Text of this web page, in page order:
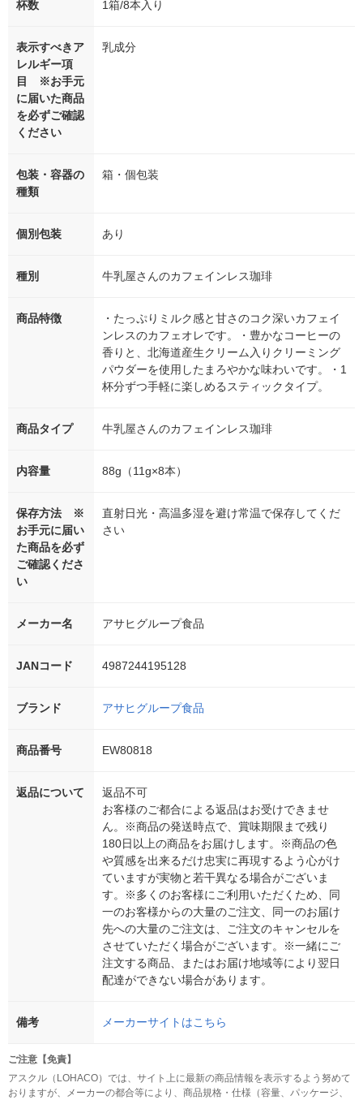
杯数 1箱/8本入り
表示すべきア
レルギー項
目 ※お手元
に届いた商品
を必ずご確認
ください
乳成分
包装・容器の
種類
箱・個包装
個別包装 あり
種別 牛乳屋さんのカフェインレス珈琲
商品特徴
・たっぷりミルク感と甘さのコク深いカフェイ
ンレスのカフェオレです。・豊かなコーヒーの
香りと、北海道産生クリーム入りクリーミング
パウダーを使用したまろやかな味わいです。・1
杯分ずつ手軽に楽しめるスティックタイプ。
商品タイプ 牛乳屋さんのカフェインレス珈琲
内容量 88g（11g×8本）
保存方法 ※
お手元に届い
た商品を必ず
ご確認くださ
い
直射日光・高温多湿を避け常温で保存してくだ
さい
メーカー名 アサヒグループ食品
JANコード 4987244195128
ブランド アサヒグループ食品
商品番号 EW80818
返品について
返品不可
お客様のご都合による返品はお受けできませ
ん。※商品の発送時点で、賞味期限まで残り
180日以上の商品をお届けします。※商品の色
や質感を出来るだけ忠実に再現するよう心がけ
ていますが実物と若干異なる場合がございま
す。※多くのお客様にご利用いただくため、同
一のお客様からの大量のご注文、同一のお届け
先への大量のご注文は、ご注文のキャンセルを
させていただく場合がございます。※一緒にご
注文する商品、またはお届け地域等により翌日
配達ができない場合があります。
備考 メーカーサイトはこちら
ご注意【免責】
アスクル（LOHACO）では、サイト上に最新の商品情報を表示するよう努めて
おりますが、メーカーの都合等により、商品規格・仕様（容量、パッケージ、